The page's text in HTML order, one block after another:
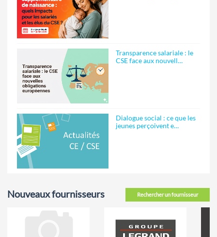
Transparence salariale : le
CSE face aux nouvell…
Dialogue social : ce que les
jeunes perçoivent e…
Rechercher un fournisseur
Nouveaux fournisseurs